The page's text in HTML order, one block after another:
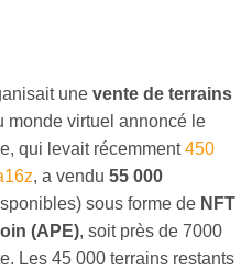
une vente de terrains
monde virtuel annoncé le
qui levait récemment450
, a vendu 55 000
sous forme de NFT
(APE), soit près de 7000
Les 45 000 terrains restants